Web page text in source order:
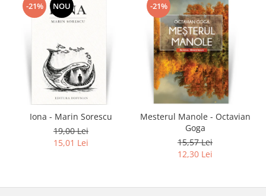
-21% NOU
Iona - Marin Sorescu
19,00 Lei
15,01 Lei
-21%
Mesterul Manole - Octavian
Goga
15,57 Lei
12,30 Lei